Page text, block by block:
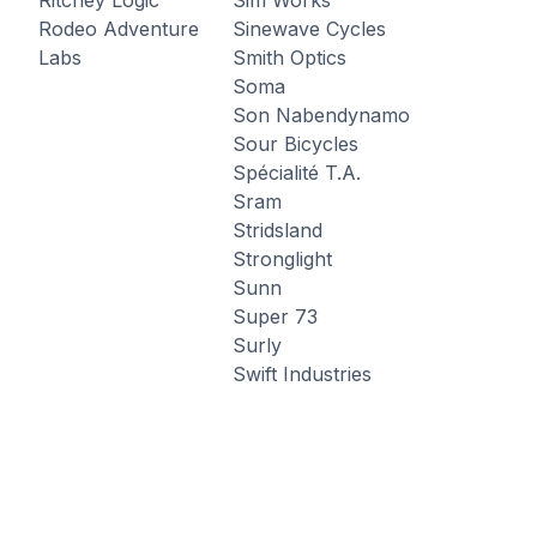
Rodeo Adventure
Labs
Sinewave Cycles
Smith Optics
Soma
Son Nabendynamo
Sour Bicycles
Spécialité T.A.
Sram
Stridsland
Stronglight
Sunn
Super 73
Surly
Swift Industries